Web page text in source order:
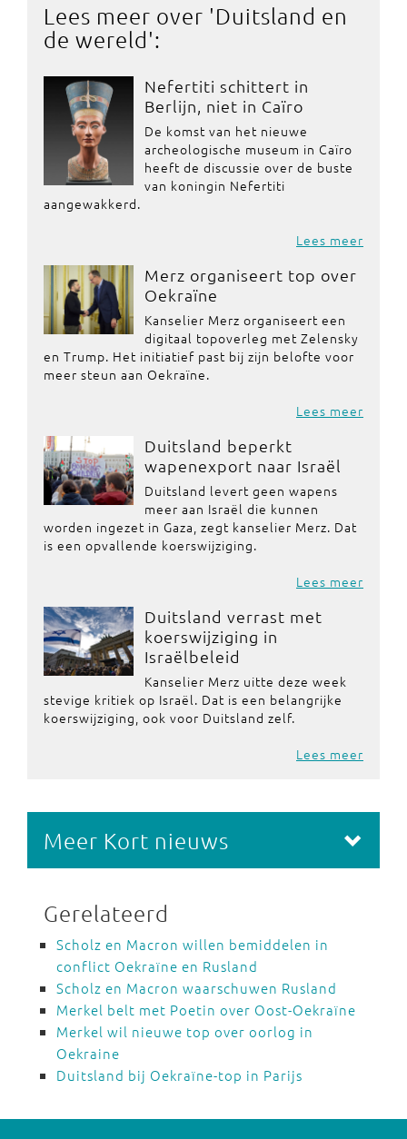
Lees meer over 'Duitsland en
de wereld':
Nefertiti schittert in
Berlijn, niet in Caïro
De komst van het nieuwe
archeologische museum in Caïro
heeft de discussie over de buste
van koningin Nefertiti
aangewakkerd.
Lees meer
Merz organiseert top over
Oekraïne
Kanselier Merz organiseert een
digitaal topoverleg met Zelensky
en Trump. Het initiatief past bij zijn belofte voor
meer steun aan Oekraïne.
Lees meer
Duitsland beperkt
wapenexport naar Israël
Duitsland levert geen wapens
meer aan Israël die kunnen
worden ingezet in Gaza, zegt kanselier Merz. Dat
is een opvallende koerswijziging.
Lees meer
Duitsland verrast met
koerswijziging in
Israëlbeleid
Kanselier Merz uitte deze week
stevige kritiek op Israël. Dat is een belangrijke
koerswijziging, ook voor Duitsland zelf.
Lees meer
Meer Kort nieuws
Gerelateerd
Scholz en Macron willen bemiddelen in
conflict Oekraïne en Rusland
Scholz en Macron waarschuwen Rusland
Merkel belt met Poetin over Oost-Oekraïne
Merkel wil nieuwe top over oorlog in
Oekraine
Duitsland bij Oekraïne-top in Parijs